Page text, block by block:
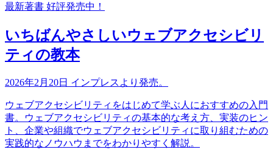
最新著書 好評発売中！
いちばんやさしいウェブアクセシビリ
ティの教本
2026年2月20日 インプレスより発売。
ウェブアクセシビリティをはじめて学ぶ人におすすめの入門
書。ウェブアクセシビリティの基本的な考え方、実装のヒン
ト、企業や組織でウェブアクセシビリティに取り組むための
実践的なノウハウまでをわかりやすく解説。